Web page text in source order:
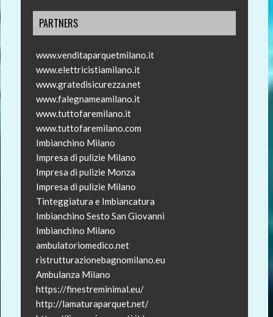
PARTNERS
www.venditaparquetmilano.it
www.elettricistiamilano.it
www.gratedisicurezza.net
www.falegnameamilano.it
www.tuttofaremilano.it
www.tuttofaremilano.com
Imbianchino Milano
Impresa di pulizie Milano
Impresa di pulizie Monza
Impresa di pulizie Milano
Tinteggiatura e Imbiancatura
Imbianchino Sesto San Giovanni
Imbianchino Milano
ambulatoriomedico.net
ristrutturazionebagnomilano.eu
Ambulanza Milano
https://finestreminimal.eu/
http://lamaturaparquet.net/